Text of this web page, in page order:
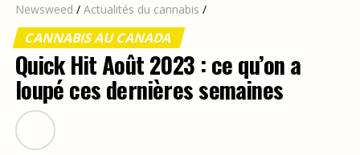
Newsweed / Actualités du cannabis /
CANNABIS AU CANADA
Quick Hit Août 2023 : ce qu’on a
loupé ces dernières semaines